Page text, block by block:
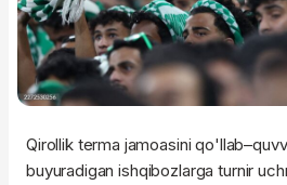
Qirollik terma jamoasini
buyuradigan ishqibozlarga turnir